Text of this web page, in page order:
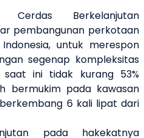
Cerdas Berkelanjutan
pembangunan perkotaan
untuk merespon
segenap kompleksitas
saat ini tidak kurang 53%
bermukim pada kawasan
6 kali lipat dari
pada hakekatnya